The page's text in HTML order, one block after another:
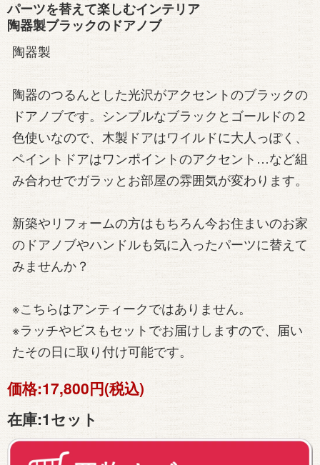
パーツを替えて楽しむインテリア
陶器製ブラックのドアノブ
陶器製
陶器のつるんとした光沢がアクセントのブラックの
ドアノブです。シンプルなブラックとゴールドの２
色使いなので、木製ドアはワイルドに大人っぽく、
ペイントドアはワンポイントのアクセント…など組
み合わせでガラッとお部屋の雰囲気が変わります。
新築やリフォームの方はもちろん今お住まいのお家
のドアノブやハンドルも気に入ったパーツに替えて
みませんか？
※こちらはアンティークではありません。
※ラッチやビスもセットでお届けしますので、届い
たその日に取り付け可能です。
価格:17,800円(税込)
在庫:1セット